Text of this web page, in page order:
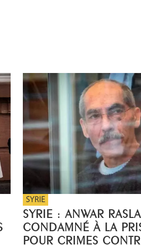
SYRIE
SYRIE : ANWAR
CONDAMNÉ À LA
POUR CRIMES